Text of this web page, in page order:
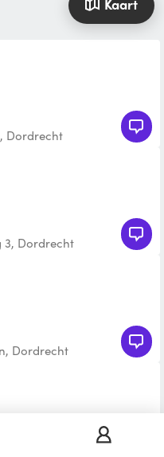
Kaart
Dordrecht
3, Dordrecht
Dordrecht